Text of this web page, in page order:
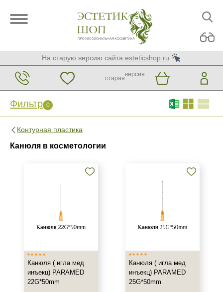
На старую версию сайта esteticshop.ru
старая
версия
Фильтр 0
Контурная пластика
Канюля в косметологии
Фильтр 0
Франция
Тип товара
Игла
Канюля ( игла мед
инъекц) PARAMED
22G*50mm
Канюля ( игла мед
инъекц) PARAMED
25G*50mm